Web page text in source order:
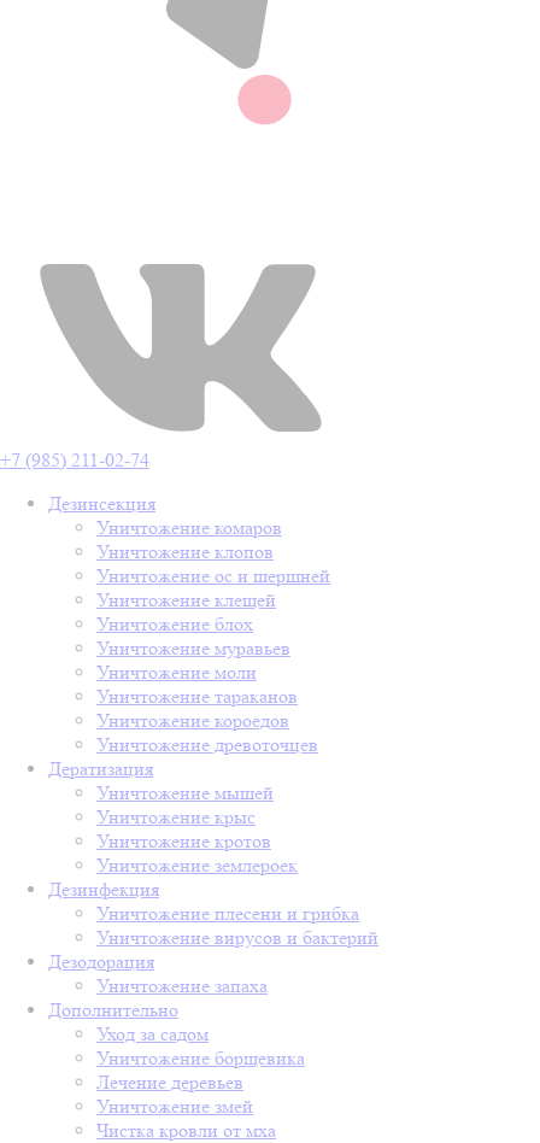
+7 (985) 211-02-74
Дезинсекция
Уничтожение комаров
Уничтожение клопов
Уничтожение ос и шершней
Уничтожение клещей
Уничтожение блох
Уничтожение муравьев
Уничтожение моли
Уничтожение тараканов
Уничтожение короедов
Уничтожение древоточцев
Дератизация
Уничтожение мышей
Уничтожение крыс
Уничтожение кротов
Уничтожение землероек
Дезинфекция
Уничтожение плесени и грибка
Уничтожение вирусов и бактерий
Дезодорация
Уничтожение запаха
Дополнительно
Уход за садом
Уничтожение борщевика
Лечение деревьев
Уничтожение змей
Чистка кровли от мха